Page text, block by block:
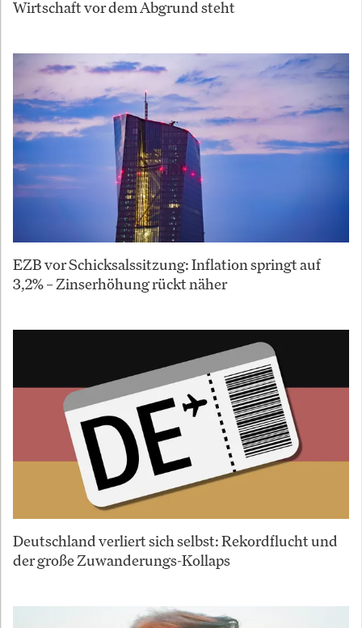
Wirtschaft vor dem Abgrund steht
EZB vor Schicksalssitzung: Inflation springt auf
3,2% – Zinserhöhung rückt näher
Deutschland verliert sich selbst: Rekordflucht und
der große Zuwanderungs-Kollaps